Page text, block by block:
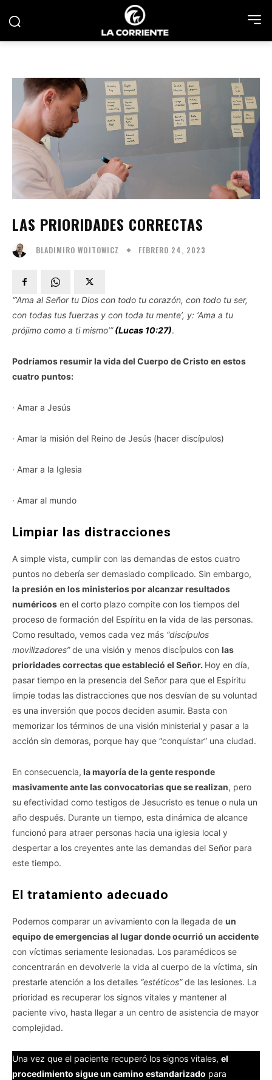
LAS PRIORIDADES CORRECTAS
BLADIMIRO WOJTOWICZ FEBRERO 24, 2023
“‘Ama al Señor tu Dios con todo tu corazón, con todo tu ser,
con todas tus fuerzas y con toda tu mente’, y: ‘Ama a tu
prójimo como a ti mismo’” (Lucas 10:27).
Podríamos resumir la vida del Cuerpo de Cristo en estos
cuatro puntos:
· Amar a Jesús
· Amar la misión del Reino de Jesús (hacer discípulos)
· Amar a la Iglesia
· Amar al mundo
Limpiar las distracciones
A simple vista, cumplir con las demandas de estos cuatro
puntos no debería ser demasiado complicado. Sin embargo,
la presión en los ministerios por alcanzar resultados
numéricos en el corto plazo compite con los tiempos del
proceso de formación del Espíritu en la vida de las personas.
Como resultado, vemos cada vez más “discípulos
movilizadores”de una visión y menos discípulos con las
prioridades correctas que estableció el Señor. Hoy en día,
pasar tiempo en la presencia del Señor para que el Espíritu
limpie todas las distracciones que nos desvían de su voluntad
es una inversión que pocos deciden asumir. Basta con
memorizar los términos de una visión ministerial y pasar a la
acción sin demoras, porque hay que “conquistar” una ciudad.
En consecuencia, la mayoría de la gente responde
masivamente ante las convocatorias que se realizan, pero
su efectividad como testigos de Jesucristo es tenue o nula un
año después. Durante un tiempo, esta dinámica de alcance
funcionó para atraer personas hacia una iglesia local y
despertar a los creyentes ante las demandas del Señor para
este tiempo.
El tratamiento adecuado
Podemos comparar un avivamiento con la llegada de un
equipo de emergencias al lugar donde ocurrió un accidente
con víctimas seriamente lesionadas. Los paramédicos se
concentrarán en devolverle la vida al cuerpo de la víctima, sin
prestarle atención a los detalles “estéticos”de las lesiones. La
prioridad es recuperar los signos vitales y mantener al
paciente vivo, hasta llegar a un centro de asistencia de mayor
complejidad.
Una vez que el paciente recuperó los signos vitales, el
procedimiento sigue un camino estandarizado para